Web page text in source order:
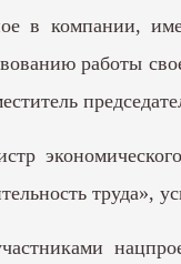
в компании,
работы
труда»,